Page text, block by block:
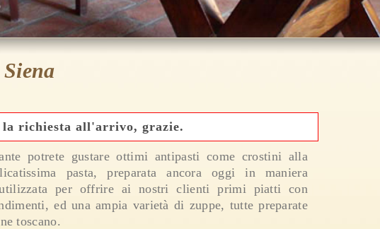
la richiesta all'arrivo, grazie.
potrete gustare ottimi antipasti come crostini alla
pasta, preparata ancora oggi in maniera
per offrire ai nostri clienti primi piatti con
ed una ampia varietà di zuppe, tutte preparate
toscano.